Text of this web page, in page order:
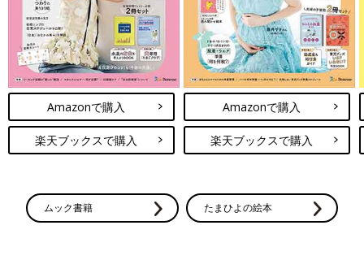
のかもしれませんね。
鳥居さんや先輩ママのアドバイスを参考に、いい情報収集をして
ください。
（取材／文・橋本真理子）
※文中のコメントは「ウィメンズパーク」(2022年1月末まで)の投
稿を再編集したものです。
※記事の内容は記事執筆当時の情報であり、現在と異なる場合が
あります。
Amazonで購入
楽天ブックスで購入
Amazonで購入
楽天ブックスで購入
ムック書籍 たまひよの絵本